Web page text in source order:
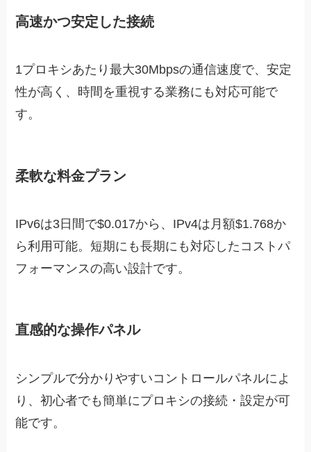
高速かつ安定した接続
1プロキシあたり最大30Mbpsの通信速度で、安定
性が高く、時間を重視する業務にも対応可能で
す。
柔軟な料金プラン
IPv6は3日間で$0.017から、IPv4は月額$1.768か
ら利用可能。短期にも長期にも対応したコストパ
フォーマンスの高い設計です。
直感的な操作パネル
シンプルで分かりやすいコントロールパネルによ
り、初心者でも簡単にプロキシの接続・設定が可
能です。